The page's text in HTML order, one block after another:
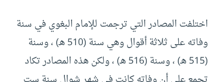
اختلفت المصادر التي ترجمت للإمام البغوي في سنة
وفاته على ثلاثة أقوال وهي سنة (510 هـ) ، وسنة
(515 هـ) ، وسنة (516 هـ) ، ولكن هذه المصادر تكاد